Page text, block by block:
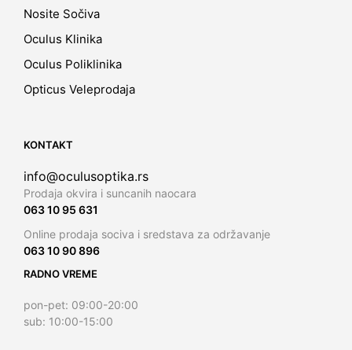
Nosite Sočiva
Oculus Klinika
Oculus Poliklinika
Opticus Veleprodaja
KONTAKT
info@oculusoptika.rs
Prodaja okvira i suncanih naocara
063 10 95 631
Online prodaja sociva i sredstava za održavanje
063 10 90 896
RADNO VREME
pon-pet: 09:00-20:00
sub: 10:00-15:00